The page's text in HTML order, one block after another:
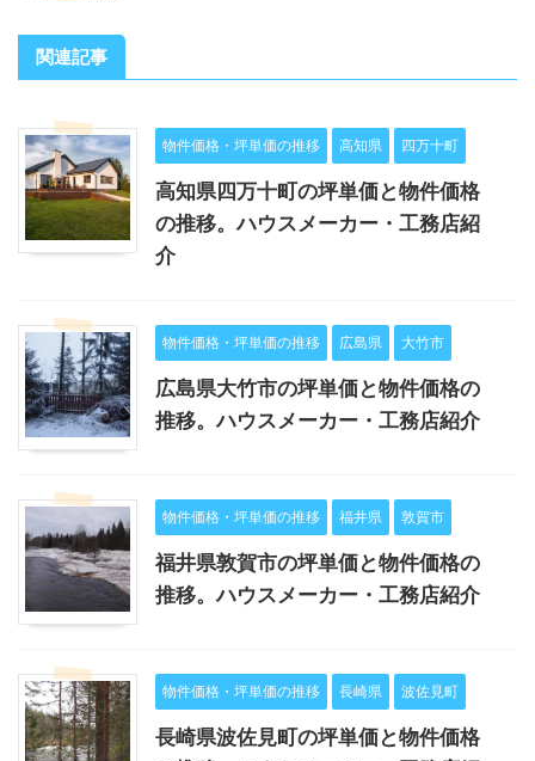
関連記事
物件価格・坪単価の推移 高知県 四万十町
高知県四万十町の坪単価と物件価格
の推移。ハウスメーカー・工務店紹
介
物件価格・坪単価の推移 広島県 大竹市
広島県大竹市の坪単価と物件価格の
推移。ハウスメーカー・工務店紹介
物件価格・坪単価の推移 福井県 敦賀市
福井県敦賀市の坪単価と物件価格の
推移。ハウスメーカー・工務店紹介
物件価格・坪単価の推移 長崎県 波佐見町
長崎県波佐見町の坪単価と物件価格